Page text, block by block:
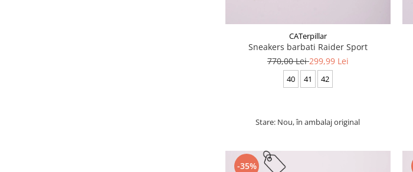
CATerpillar
Sneakers barbati Raider Sport
770,00 Lei299,99 Lei
40 41 42
Stare: Nou, în ambalaj original
-35%